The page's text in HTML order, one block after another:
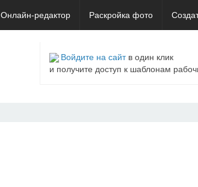
Онлайн-редактор Раскройка фото
Войдите на сайтв один клик
и получите доступ к шаблонам